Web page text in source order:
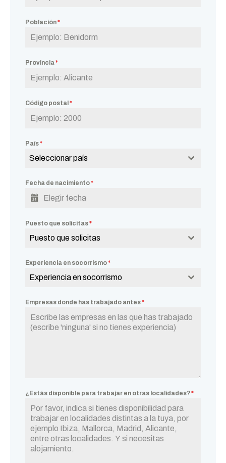
Población*
Provincia*
Código postal *
País*
Seleccionar país
Fecha de nacimiento*
Puesto que solicitas*
Puesto que solicitas
Experiencia en socorrismo*
Experiencia en socorrismo
Empresas donde has trabajado antes*
¿Estás disponible para trabajar en otras localidades?*